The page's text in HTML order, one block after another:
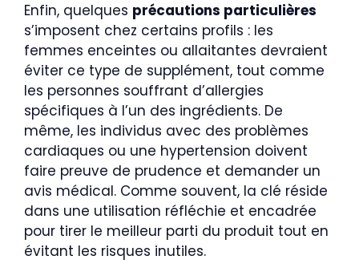
Enfin, quelques précautions particulières
s’imposent chez certains profils : les
femmes enceintes ou allaitantes devraient
éviter ce type de supplément, tout comme
les personnes souffrant d’allergies
spécifiques à l’un des ingrédients. De
même, les individus avec des problèmes
cardiaques ou une hypertension doivent
faire preuve de prudence et demander un
avis médical. Comme souvent, la clé réside
dans une utilisation réfléchie et encadrée
pour tirer le meilleur parti du produit tout en
évitant les risques inutiles.